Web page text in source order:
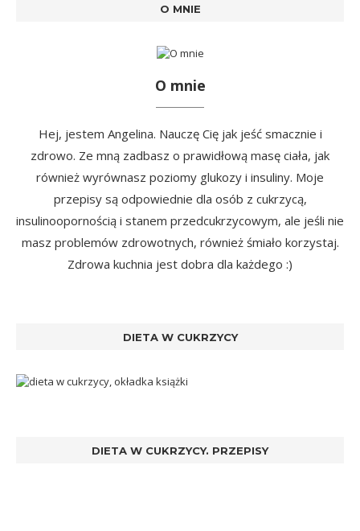
O MNIE
O mnie
Hej, jestem Angelina. Nauczę Cię jak jeść smacznie i
zdrowo. Ze mną zadbasz o prawidłową masę ciała, jak
również wyrównasz poziomy glukozy i insuliny. Moje
przepisy są odpowiednie dla osób z cukrzycą,
insulinoopornością i stanem przedcukrzycowym, ale jeśli nie
masz problemów zdrowotnych, również śmiało korzystaj.
Zdrowa kuchnia jest dobra dla każdego :)
DIETA W CUKRZYCY
DIETA W CUKRZYCY. PRZEPISY